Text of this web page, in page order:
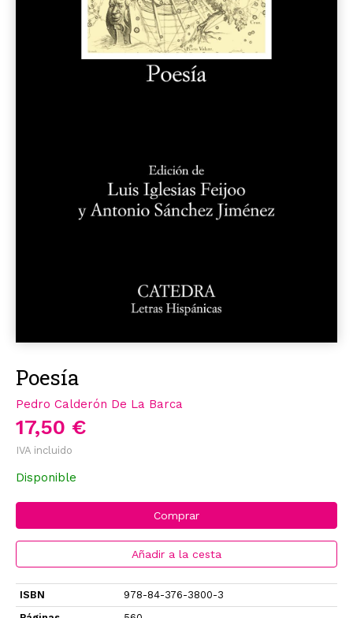
Poesía
Pedro Calderón De La Barca
17,50 €
IVA incluido
Disponible
Comprar
Añadir a la cesta
ISBN
978-84-376-3800-3